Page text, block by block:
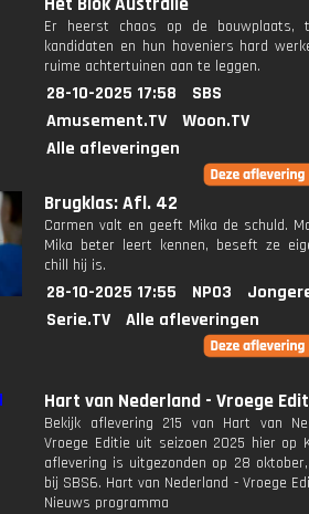
Er heerst chaos op de bouwplaats,
kandidaten en hun hoveniers hard
ruime achtertuinen aan te leggen.
28-10-2025 17:58
SBS
Amusement.TV
Woon.TV
Alle afleveringen
Brugklas: Afl. 42
Carmen valt en geeft Mika de schuld.
Mika beter leert kennen, beseft ze
chill hij is.
28-10-2025 17:55 NPO3
Serie.TV
Alle afleveringen
Hart van Nederland - Vroege
Bekijk aflevering 215 van Hart van
Vroege Editie uit seizoen 2025 hier op
aflevering is uitgezonden op 28 oktober,
bij SBS6. Hart van Nederland - Vroege
Nieuws programma